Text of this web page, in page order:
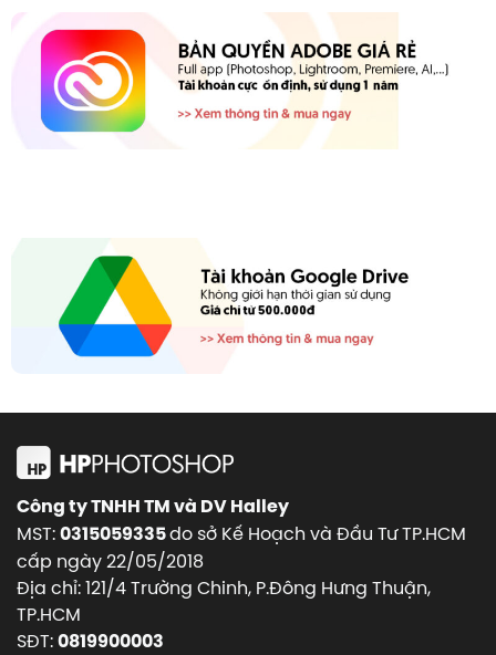
Công ty TNHH TM và DV Halley
MST:0315059335do sở Kế Hoạch và Đầu Tư TP.HCM
cấp ngày 22/05/2018
Địa chỉ: 121/4 Trường Chinh, P.Đông Hưng Thuận,
TP.HCM
SĐT:0819900003